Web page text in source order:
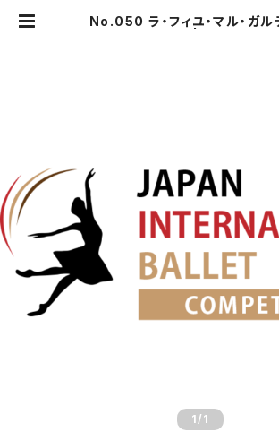
No.050 ラ・フィユ・マル・ガル
1 /1